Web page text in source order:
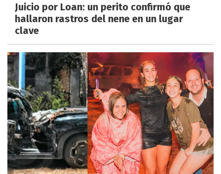
Juicio por Loan: un perito confirmó que
hallaron rastros del nene en un lugar
clave